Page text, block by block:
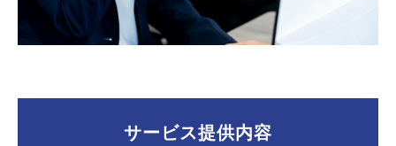
サービス提供内容